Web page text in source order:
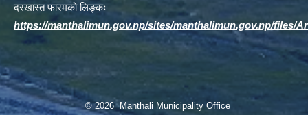
दरखास्त फारमको लिङ्कः
https://manthalimun.gov.np/sites/manthalimun.gov.np/files/
© 2026 Manthali Municipality Office